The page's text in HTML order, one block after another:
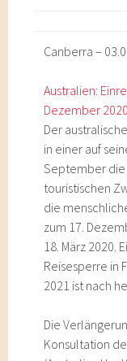
Canberra –
Australien:
Dezember 2020
Der
in einer auf
September die
touristischen
die
zum 17.
18. März 2020.
Reisesperre in
2021 ist nach
Die
Konsultation